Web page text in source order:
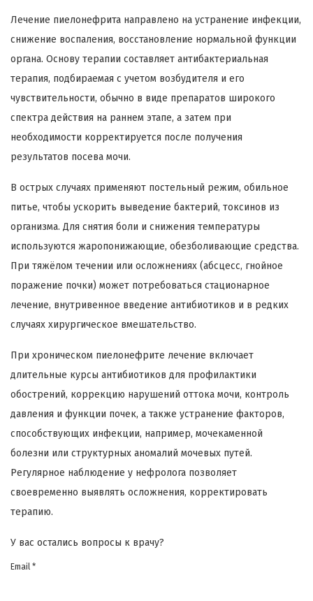
Лечение пиелонефрита направлено на устранение инфекции,
снижение воспаления, восстановление нормальной функции
органа. Основу терапии составляет антибактериальная
терапия, подбираемая с учетом возбудителя и его
чувствительности, обычно в виде препаратов широкого
спектра действия на раннем этапе, а затем при
необходимости корректируется после получения
результатов посева мочи.
В острых случаях применяют постельный режим, обильное
питье, чтобы ускорить выведение бактерий, токсинов из
организма. Для снятия боли и снижения температуры
используются жаропонижающие, обезболивающие средства.
При тяжёлом течении или осложнениях (абсцесс, гнойное
поражение почки) может потребоваться стационарное
лечение, внутривенное введение антибиотиков и в редких
случаях хирургическое вмешательство.
При хроническом пиелонефрите лечение включает
длительные курсы антибиотиков для профилактики
обострений, коррекцию нарушений оттока мочи, контроль
давления и функции почек, а также устранение факторов,
способствующих инфекции, например, мочекаменной
болезни или структурных аномалий мочевых путей.
Регулярное наблюдение у нефролога позволяет
своевременно выявлять осложнения, корректировать
терапию.
У вас остались вопросы к врачу?
Email *